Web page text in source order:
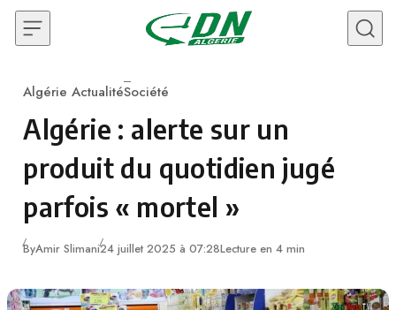
Skip to content
Category
Algérie ActualitéSociété
Algérie : alerte sur un
produit du quotidien jugé
parfois « mortel »
ByAmir Slimani24 juillet 2025 à 07:28Lecture en 4 min